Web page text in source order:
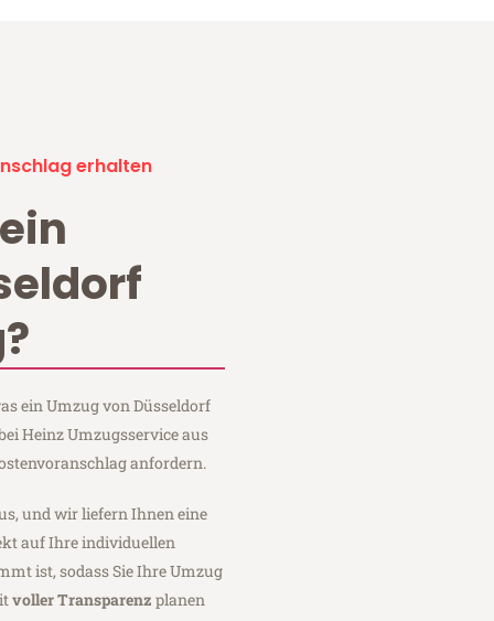
erhalten
ein Umzug von Düsseldorf
Heinz Umzugsservice aus
anfordern.
und wir liefern Ihnen eine
auf Ihre individuellen
ist, sodass Sie Ihre Umzug
voller Transparenz planen